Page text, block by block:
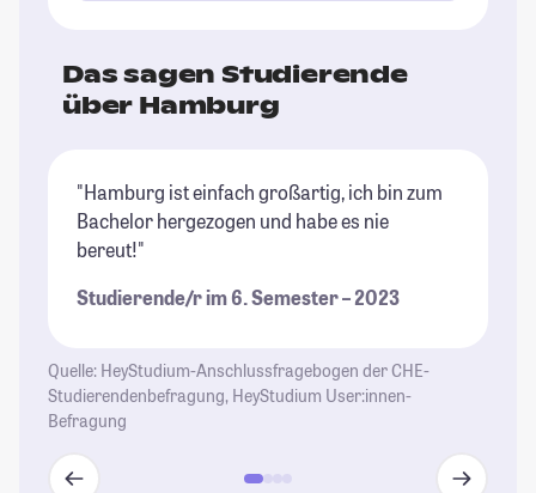
Das sagen Studierende
über Hamburg
"Hamburg ist einfach großartig, ich bin zum
Bachelor hergezogen und habe es nie
bereut!"
Studierende/r im 6. Semester – 2023
Quelle: HeyStudium-Anschlussfragebogen der CHE-
Studierendenbefragung, HeyStudium User:innen-
Befragung